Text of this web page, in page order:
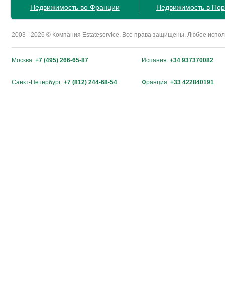
Недвижимость во Франции
Недвижимость в
2003 - 2026 © Компания Estateservice. Все права защищены. Любое
Москва: +7 (495) 266-65-87 Испания: +34 937370082
Санкт-Петербург: +7 (812) 244-68-54 Франция: +33 422840191